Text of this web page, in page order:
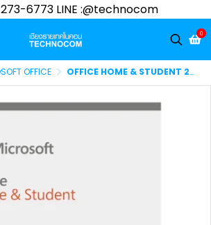
6773 LINE :@technocom
0
OFFICE OFFICE HOME & STUDENT 2021 ENGLISH APAC EM MEDIALESS (79G-05387)